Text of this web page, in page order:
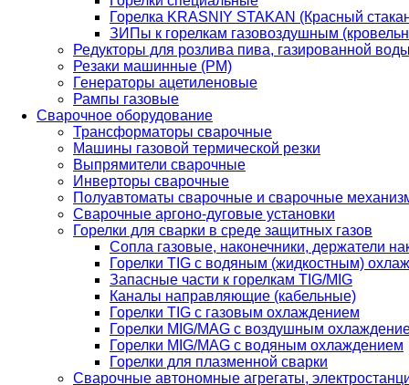
Горелка KRASNIY STAKAN (Красный
ЗИПы к горелкам газовоздушным
Редукторы для розлива пива, газированной
Резаки машинные (РМ)
Генераторы ацетиленовые
Рампы газовые
Сварочное оборудование
Трансформаторы сварочные
Машины газовой термической резки
Выпрямители сварочные
Инверторы сварочные
Полуавтоматы сварочные и сварочные
Сварочные аргоно-дуговые установки
Горелки для сварки в среде защитных газов
Сопла газовые, наконечники, держатели
Горелки TIG с водяным (жидкостным)
Запасные части к горелкам TIG/MIG
Каналы направляющие (кабельные)
Горелки TIG с газовым охлаждением
Горелки MIG/MAG с воздушным
Горелки MIG/MAG с водяным охлаждением
Горелки для плазменной сварки
Сварочные автономные агрегаты,